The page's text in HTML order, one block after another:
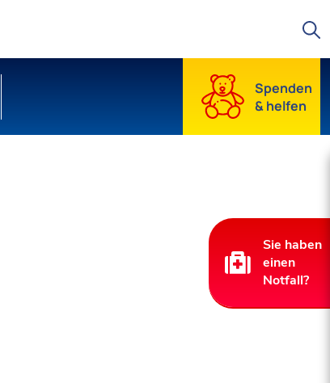
Sie haben
einen
Notfall?
Spenden
& helfen